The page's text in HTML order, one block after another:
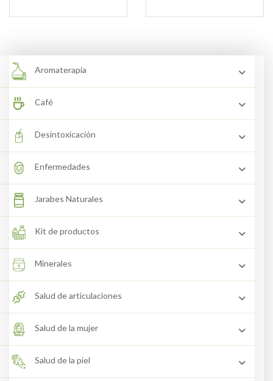
Aromaterapia
Café
Desintoxicación
Enfermedades
Jarabes Naturales
Kit de productos
Minerales
Salud de articulaciones
Salud de la mujer
Salud de la piel